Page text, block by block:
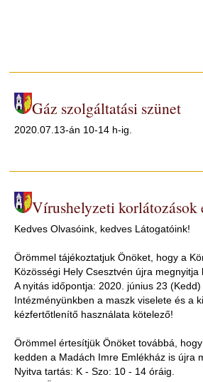
Gáz szolgáltatási szünet
2020.07.13-án 10-14 h-ig.
Vírushelyzeti korlátozások
Kedves Olvasóink, kedves Látogatóink!
Örömmel tájékoztatjuk Önöket, hogy a
Közösségi Hely Csesztvén újra megnyitja
A nyitás időpontja: 2020. június 23 (Kedd)
Intézményünkben a maszk viselete és a
kézfertőtlenítő használata kötelező!
Örömmel értesítjük Önöket továbbá,
kedden a Madách Imre Emlékház is újra
Nyitva tartás: K - Szo: 10 - 14 óráig.